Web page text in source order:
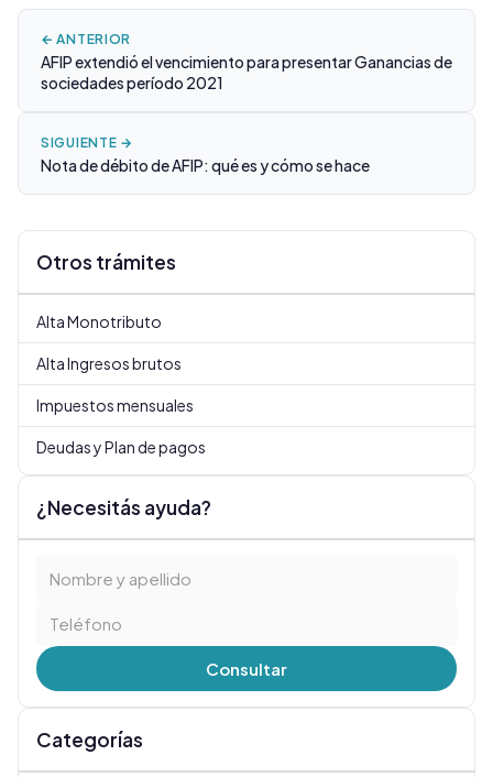
← ANTERIOR
AFIP extendió el vencimiento para presentar Ganancias de
sociedades período 2021
SIGUIENTE →
Nota de débito de AFIP: qué es y cómo se hace
Otros trámites
Alta Monotributo
Alta Ingresos brutos
Impuestos mensuales
Deudas y Plan de pagos
¿Necesitás ayuda?
Consultar
Categorías